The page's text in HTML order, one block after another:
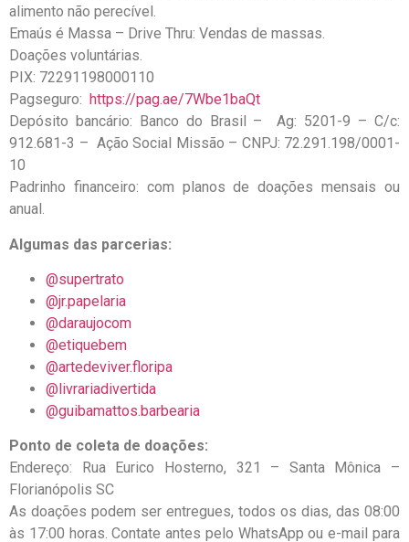
alimento não perecível.
Emaús é Massa – Drive Thru: Vendas de massas.
Doações voluntárias.
PIX: 72291198000110
Pagseguro: https://pag.ae/7Wbe1baQt
Depósito bancário: Banco do Brasil – Ag: 5201-9 – C/c:
912.681-3 – Ação Social Missão – CNPJ: 72.291.198/0001-
10
Padrinho financeiro: com planos de doações mensais ou
anual.
Algumas das parcerias:
@supertrato
@jr.papelaria
@daraujocom
@etiquebem
@artedeviver.floripa
@livrariadivertida
@guibamattos.barbearia
Ponto de coleta de doações:
Endereço:
Rua Eurico Hosterno, 321 – Santa Mônica –
Florianópolis SC
As doações podem ser entregues, todos os dias, das 08:00
às 17:00 horas. Contate antes pelo WhatsApp ou e-mail para